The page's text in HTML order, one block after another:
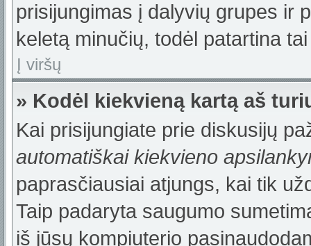
prisijungimas į dalyvių grupes ir
keletą minučių, todėl patartina
Į viršų
» Kodėl kiekvieną kartą aš
Kai prisijungiate prie diskusijų
automatiškai kiekvieno
paprasčiausiai atjungs, kai tik
Taip padaryta saugumo
iš jūsų kompiuterio